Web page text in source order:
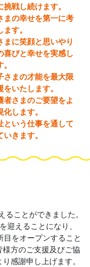
工房(放課後等デイ
児童発達支援)】
2(放課後等デイサ
放課後等デイサー
戦し続けます。
まの幸せを第一に考
す。
まに笑顔と思いやり
喜びと幸せを実感し
さまの才能を最大限
いたします。
者さまのご要望をよ
します。
という仕事を通して
きます。
ことができました。
迎えることになり、
をオープンすること
方のご支援及びご協
感謝申し上げます。